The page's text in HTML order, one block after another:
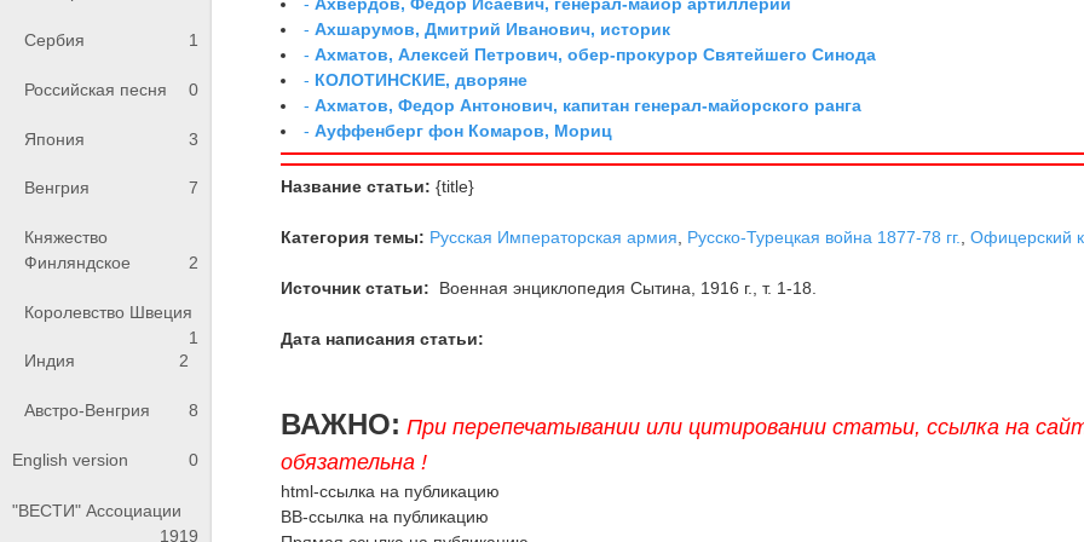
Сербия 1
Российская песня 0
Япония 3
Венгрия 7
Княжество
Финляндское
2
Королевство Швеция
1
Индия
2
Австро-Венгрия 8
English version 0
"ВЕСТИ" Ассоциации
1919
-Ахшарумов, Дмитрий Иванович, историк
-Ахматов, Алексей Петрович, обер-прокурор Святейшего Синода
- КОЛОТИНСКИЕ, дворяне
-Ахматов, Федор Антонович, капитан генерал-майорского ранга
-Ауффенберг фон Комаров, Мориц
Название статьи: {title}
Категория темы: Русская Императорская армия Русско-Турецкая война 1877-78 гг. ,Офицерский
Источник статьи: Военная энциклопедия Сытина, 1916 г., т. 1-18.
Дата написания статьи:
ВАЖНО: При перепечатывании или цитировании статьи, ссылка на
обязательна !
html-ссылка на публикацию
BB-ссылка на публикацию